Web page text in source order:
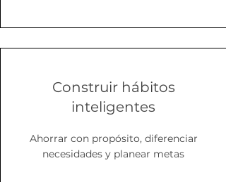
Construir hábitos
inteligentes
Ahorrar con propósito, diferenciar
necesidades y planear metas